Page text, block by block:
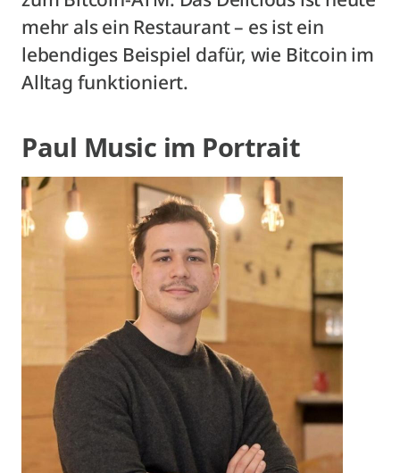
mehr als ein Restaurant – es ist ein
lebendiges Beispiel dafür, wie Bitcoin im
Alltag funktioniert.
Paul Music im Portrait